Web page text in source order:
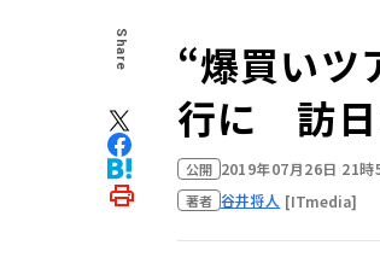
Share
“爆買いツ
行に 訪日
公開 2019年07月26日 21時
著者 谷井将人 [ITmedia]